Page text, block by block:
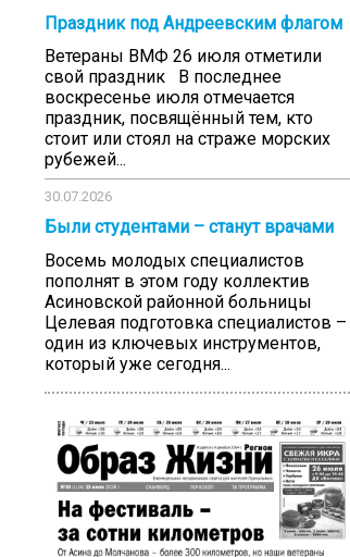
Праздник под Андреевским флагом
Ветераны ВМФ 26 июля отметили
свой праздник В последнее
воскресенье июля отмечается
праздник, посвящённый тем, кто
стоит или стоял на страже морских
рубежей...
30.07.2026
Были студентами – станут врачами
Восемь молодых специалистов
пополнят в этом году коллектив
Асиновской районной больницы
Целевая подготовка специалистов –
один из ключевых инструментов,
который уже сегодня...